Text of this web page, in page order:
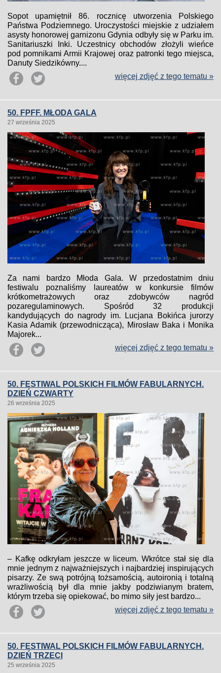
Sopot upamiętnił 86. rocznicę utworzenia Polskiego
Państwa Podziemnego. Uroczystości miejskie z udziałem
asysty honorowej garnizonu Gdynia odbyły się w Parku im.
Sanitariuszki Inki. Uczestnicy obchodów złożyli wieńce
pod pomnikami Armii Krajowej oraz patronki tego miejsca,
Danuty Siedzikówny....
więcej zdjęć z tego tematu »
50. FPFF. MŁODA GALA
27 września 2025
Za nami bardzo Młoda Gala. W przedostatnim dniu
festiwalu poznaliśmy laureatów w konkursie filmów
krótkometrażowych oraz zdobywców nagród
pozaregulaminowych. Spośród 32 produkcji
kandydujących do nagrody im. Lucjana Bokińca jurorzy
Kasia Adamik (przewodnicząca), Mirosław Baka i Monika
Majorek...
więcej zdjęć z tego tematu »
50. FESTIWAL POLSKICH FILMÓW FABULARNYCH.
DZIEŃ CZWARTY
26 września 2025
– Kafkę odkryłam jeszcze w liceum. Wkrótce stał się dla
mnie jednym z najważniejszych i najbardziej inspirujących
pisarzy. Ze swą potrójną tożsamością, autoironią i totalną
wrażliwością był dla mnie jakby podziwianym bratem,
którym trzeba się opiekować, bo mimo siły jest bardzo...
więcej zdjęć z tego tematu »
50. FESTIWAL POLSKICH FILMÓW FABULARNYCH.
DZIEŃ TRZECI
25 września 2025